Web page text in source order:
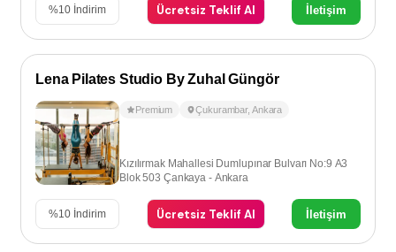
%10 İndirim Ücretsiz Teklif Al İletişim
Lena Pilates Studio By Zuhal Güngör
Premium Çukurambar, Ankara
Kızılırmak Mahallesi Dumlupınar Bulvarı No:9 A3
Blok 503 Çankaya - Ankara
%10 İndirim Ücretsiz Teklif Al İletişim